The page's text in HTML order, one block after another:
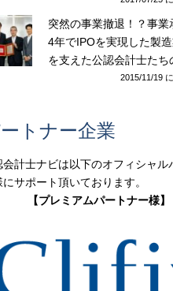
突然の事業撤退！？事業
4年でIPOを実現した製
を支えた公認会計士たち
2015/11/19
トナー企業
会計士ナビは以下のオフィシャル
にサポート頂いております。
【プレミアムパートナー様】